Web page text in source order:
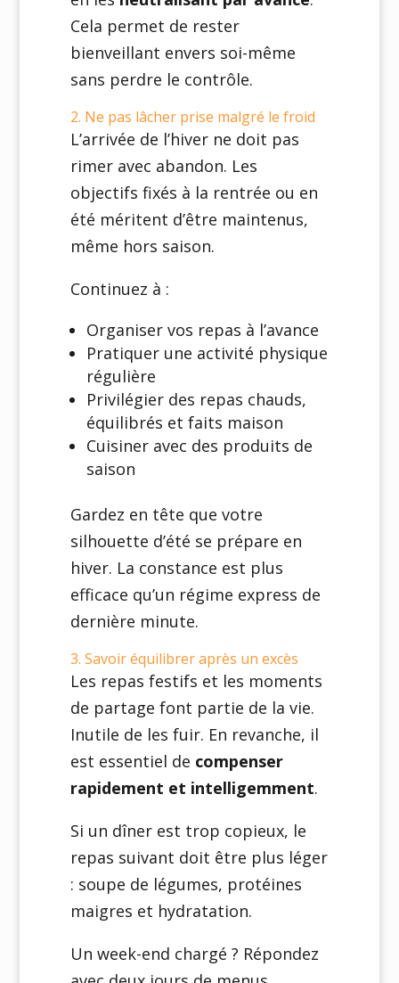
Cela permet de rester
bienveillant envers soi-même
sans perdre le contrôle.
2. Ne pas lâcher prise malgré le froid
L’arrivée de l’hiver ne doit pas
rimer avec abandon. Les
objectifs fixés à la rentrée ou en
été méritent d’être maintenus,
même hors saison.
Continuez à :
Organiser vos repas à l’avance
Pratiquer une activité physique
régulière
Privilégier des repas chauds,
équilibrés et faits maison
Cuisiner avec des produits de
saison
Gardez en tête que votre
silhouette d’été se prépare en
hiver. La constance est plus
efficace qu’un régime express de
dernière minute.
3. Savoir équilibrer après un excès
Les repas festifs et les moments
de partage font partie de la vie.
Inutile de les fuir. En revanche, il
est essentiel de compenser
rapidement et intelligemment.
Si un dîner est trop copieux, le
repas suivant doit être plus léger
: soupe de légumes, protéines
maigres et hydratation.
Un week-end chargé ? Répondez